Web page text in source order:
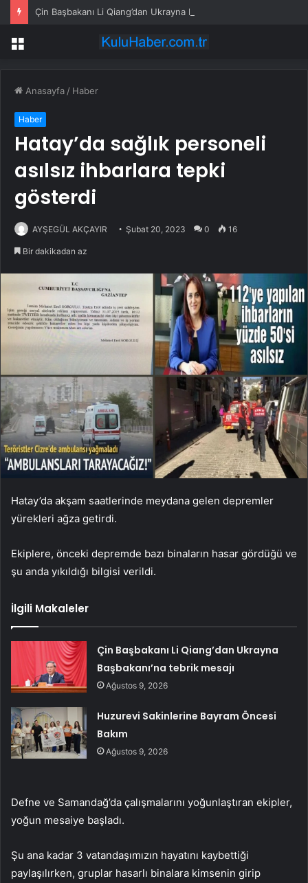
Menü
Anasayfa / Haber
Haber
Hatay’da sağlık personeli
asılsız ihbarlara tepki
gösterdi
AYŞEGÜL AKÇAYIR Şubat 20, 2023 0 16
Bir dakikadan az
Hatay’da akşam saatlerinde meydana gelen depremler
yürekleri ağza getirdi.
Ekiplere, önceki depremde bazı binaların hasar gördüğü ve
şu anda yıkıldığı bilgisi verildi.
İlgili Makaleler
Çin Başbakanı Li Qiang’dan Ukrayna
Başbakanı’na tebrik mesajı
Ağustos 9, 2026
Huzurevi Sakinlerine Bayram Öncesi
Bakım
Ağustos 9, 2026
Defne ve Samandağ’da çalışmalarını yoğunlaştıran ekipler,
yoğun mesaiye başladı.
Şu ana kadar 3 vatandaşımızın hayatını kaybettiği
paylaşılırken, gruplar hasarlı binalara kimsenin girip